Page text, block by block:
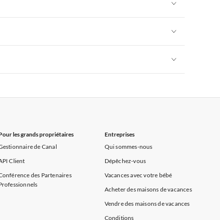
Appartements de Vacances à Provence
Appartements de Vacances à Provence
Appartements de Vacances à Provence
les grands propriétaires
de Canal
Client
des Partenaires
Entreprises
Qui sommes-nous
Dépêchez-vous
Vacances avec votre bébé
Acheter des maisons de vacances
Vendre des maisons de vacances
Conditions